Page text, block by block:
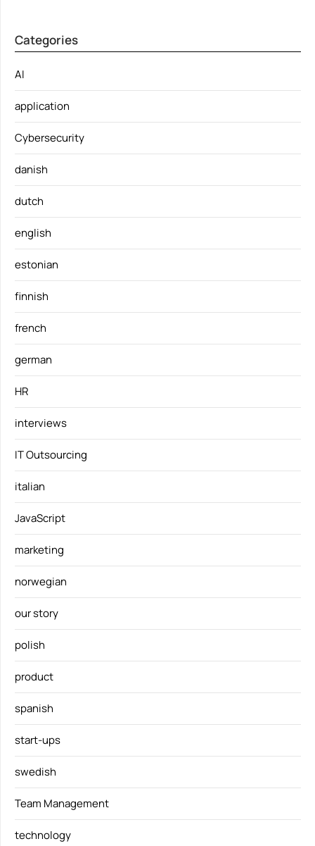
Categories
AI
application
Cybersecurity
danish
dutch
english
estonian
finnish
french
german
HR
interviews
IT Outsourcing
italian
JavaScript
marketing
norwegian
our story
polish
product
spanish
start-ups
swedish
Team Management
technology